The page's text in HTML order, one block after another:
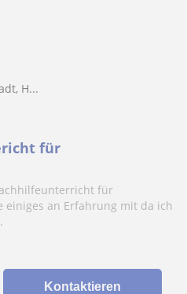
H...
für
für
an Erfahrung mit da ich
Kontaktieren